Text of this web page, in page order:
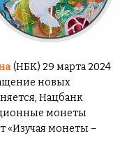
(НБК) 29 марта 2024
новых
Нацбанк
монеты
«Изучая монеты –